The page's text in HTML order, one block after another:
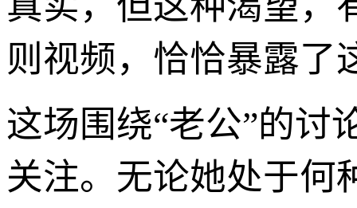
则视频，恰恰暴露了
这场围绕“老公”的讨
关注。无论她处于何